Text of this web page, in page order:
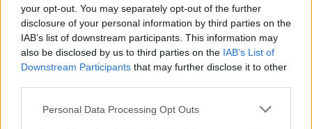
your opt-out. You may separately opt-out of the further
disclosure of your personal information by third parties on the
IAB’s list of downstream participants. This information may
also be disclosed by us to third parties on the IAB’s List of
Downstream Participants that may further disclose it to other
Please note that this website/app uses one or more Google
Personal Data Processing Opt Outs